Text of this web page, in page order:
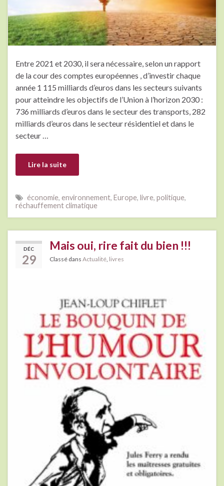
Entre 2021 et 2030, il sera nécessaire, selon un rapport
de la cour des comptes européennes , d’investir chaque
année 1 115 milliards d’euros dans les secteurs suivants
pour atteindre les objectifs de l’Union à l’horizon 2030 :
736 milliards d’euros dans le secteur des transports, 282
milliards d’euros dans le secteur résidentiel et dans le
secteur …
Lire la suite
économie, environnement, Europe, livre, politique,
réchauffement climatique
DÉC
29
Mais oui, rire fait du bien !!!
Classé dans Actualité livres